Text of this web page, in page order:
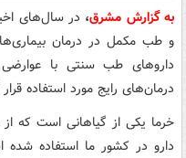
به گزارش مشرق، در سال‌های
و طب مکمل در درمان
داروهای طب سنتی با عوارضی
درمان‌های رایج مورد استفاده قرار
خرما یکی از گیاهانی است که
دارو در کشور ما استفاده